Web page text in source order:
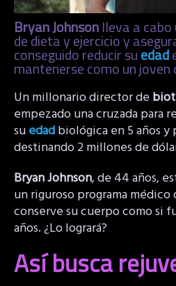
Bryan Johnsonlleva a
de dieta y ejercicio y
conseguido reducir suedad
mantenerse como un joven
Un millonario director de
empezado una cruzada para
suedadbiológica en 5 años y
destinando 2 millones de
Bryan Johnson, de 44 años,
un riguroso programa médico
conserve su cuerpo como si
años. ¿Lo logrará?
Así busca